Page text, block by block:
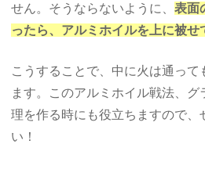
せん。そうならないように、表面
ったら、アルミホイルを上に被せ
こうすることで、中に火は通っ
ます。このアルミホイル戦法、
理を作る時にも役立ちますので、
い！